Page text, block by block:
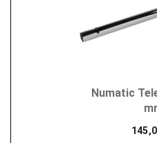
Numatic